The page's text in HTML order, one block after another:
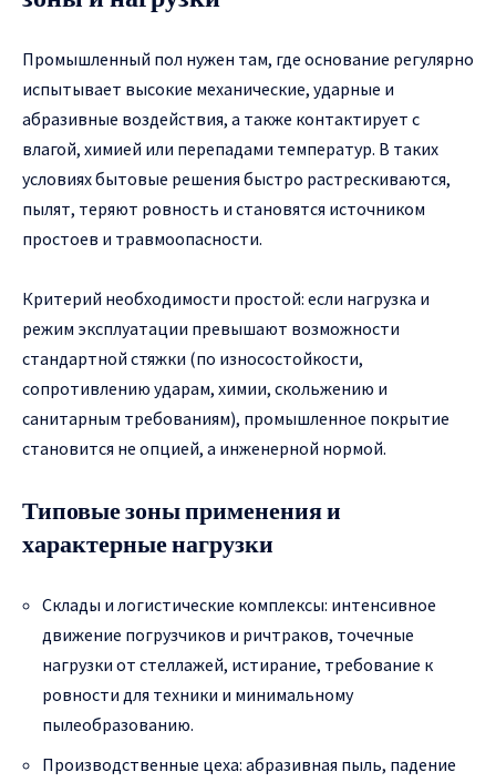
Промышленный пол нужен там, где основание регулярно
испытывает высокие механические, ударные и
абразивные воздействия, а также контактирует с
влагой, химией или перепадами температур. В таких
условиях бытовые решения быстро растрескиваются,
пылят, теряют ровность и становятся источником
простоев и травмоопасности.
Критерий необходимости простой: если нагрузка и
режим эксплуатации превышают возможности
стандартной стяжки (по износостойкости,
сопротивлению ударам, химии, скольжению и
санитарным требованиям), промышленное покрытие
становится не опцией, а инженерной нормой.
Типовые зоны применения и
характерные нагрузки
Склады и логистические комплексы: интенсивное
движение погрузчиков и ричтраков, точечные
нагрузки от стеллажей, истирание, требование к
ровности для техники и минимальному
пылеобразованию.
Производственные цеха: абразивная пыль, падение